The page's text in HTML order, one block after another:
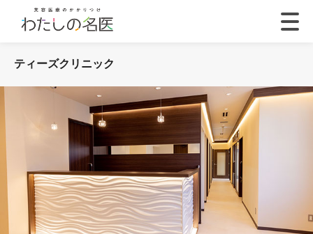
ティーズクリニック